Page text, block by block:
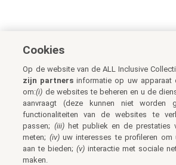
Cookies
Op de website van de ALL Inclusive
zijn partners informatie op uw apparaat
om:(i) de websites te beheren en u de
aanvraagt (deze kunnen niet worden
functionaliteiten van de websites te
passen; (iii)het publiek en de prestaties
meten; (iv)uw interesses te profileren om
aan te bieden;(v) interactie met sociale
maken.